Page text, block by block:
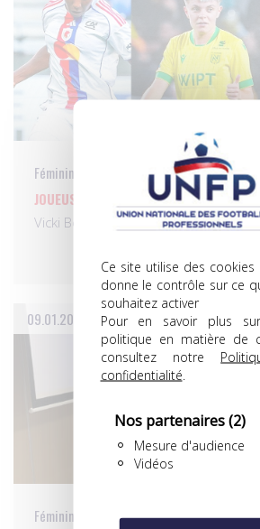
Ce site utilise des cookies
donne le contrôle sur ce
souhaitez activer
Pour en savoir plus
politique en matière de
consultez notre
confidentialité
Nos partenaires(2)
Mesure d'audience
Vidéos
Féminines
JOUEUSE DU MOIS DE DÉCEMBRE, LES
Vicki Becho (OL Lyonnes), Lucie
09.01.2026
Féminines